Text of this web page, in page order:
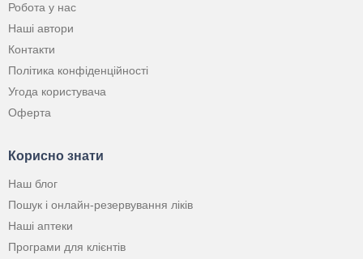
Робота у нас
Наші автори
Контакти
Політика конфіденційності
Угода користувача
Оферта
Корисно знати
Наш блог
Пошук і онлайн-резервування ліків
Наші аптеки
Програми для клієнтів